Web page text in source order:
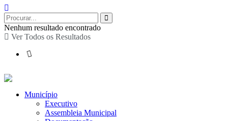
Nenhum resultado encontrado
Ver Todos os Resultados
Município
Executivo
Assembleia Municipal